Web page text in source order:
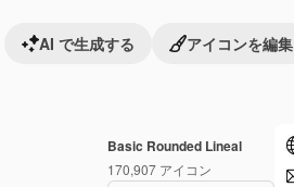
Basic Rounded Lineal
170,907 アイコン
AI で生成する アイコンを編集